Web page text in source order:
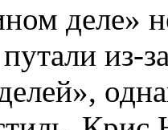
деле»
путали